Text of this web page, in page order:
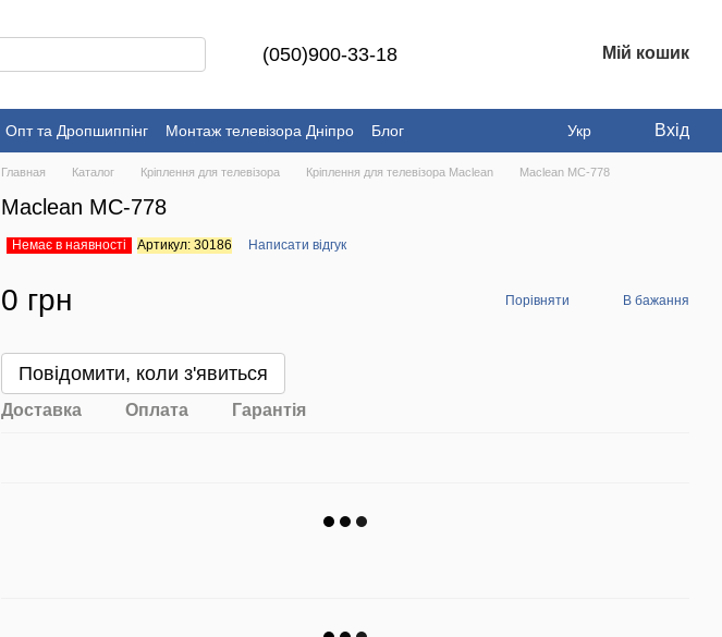
(050)900-33-18 Мій кошик
Опт та Дропшиппінг Монтаж телевізора Дніпро
Блог
Укр Вхід
Главная Каталог Кріплення для телевізора Кріплення для телевізора Maclean Maclean MC-778
Maclean MC-778
Немає в наявності Артикул: 30186 Написати відгук
0 грн Порівняти В бажання
Повідомити, коли з'явиться
Доставка Оплата Гарантія